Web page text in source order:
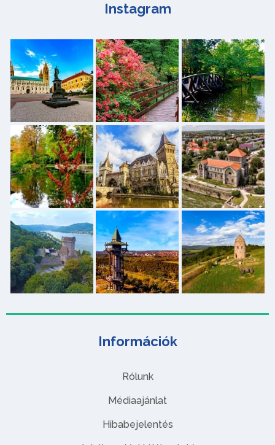
Információk
Rólunk
Médiaajánlat
Hibabejelentés
Instagram